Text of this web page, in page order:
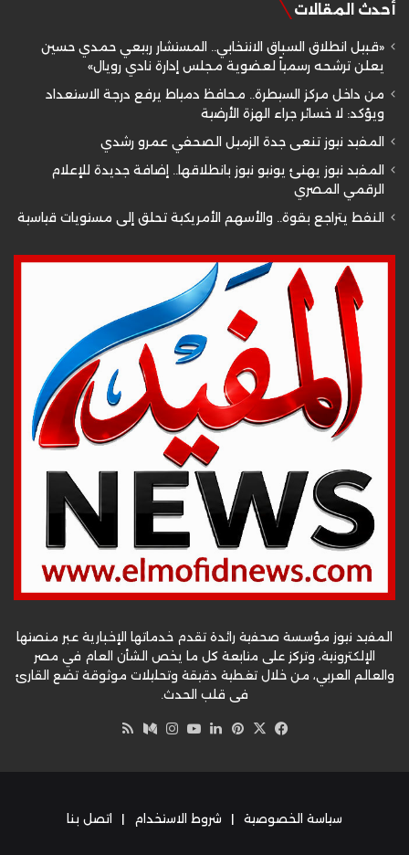
أحدث المقالات
«قبيل انطلاق السباق الانتخابي.. المستشار ربيعي حمدي حسين
يعلن ترشحه رسمياً لعضوية مجلس إدارة نادي رويال»
من داخل مركز السيطرة.. محافظ دمياط يرفع درجة الاستعداد
ويؤكد: لا خسائر جراء الهزة الأرضية
المفيد نيوز تنعى جدة الزميل الصحفي عمرو رشدي
المفيد نيوز يهنئ يونيو نيوز بانطلاقها.. إضافة جديدة للإعلام
الرقمي المصري
النفط يتراجع بقوة.. والأسهم الأمريكية تحلق إلى مستويات قياسية
المفيد نيوز مؤسسة صحفية رائدة تقدم خدماتها الإخبارية عبر منصتها
الإلكترونية، وتركز على متابعة كل ما يخص الشأن العام في مصر
والعالم العربي، من خلال تغطية دقيقة وتحليلات موثوقة تضع القارئ
في قلب الحدث.
فيسبوك
‫X بينتيريست
لينكدإن‫YouTube
انستقرام
وسط
سياسة الخصوصية | شروط الاستخدام | اتصل بنا